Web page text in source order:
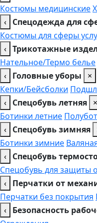
Костюмы медицинские
‹ Спецодежда для
Костюмы для сферы
‹ Трикотажные
Нательное/Термо белье
‹ Головные уборы
×
Кепки/Бейсболки
‹ Спецобувь летняя ×
Ботинки летние
‹ Спецобувь зимняя
Ботинки зимние
‹ Спецобувь
Спецобувь для защиты
‹ Перчатки от
Перчатки без покрытия
‹ Безопасность